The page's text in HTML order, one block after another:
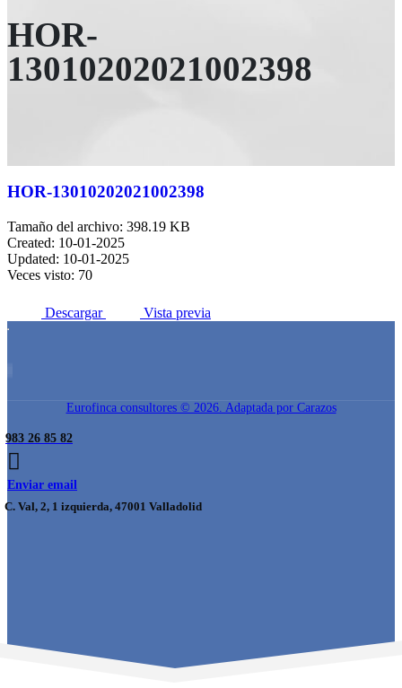
HOR-
13010202021002398
HOR-13010202021002398
Tamaño del archivo: 398.19 KB
Created: 10-01-2025
Updated: 10-01-2025
Veces visto: 70
Descargar Vista previa
Eurofinca consultores © 2026. Adaptada por Carazos
983 26 85 82
Enviar email
C. Val, 2, 1 izquierda, 47001 Valladolid